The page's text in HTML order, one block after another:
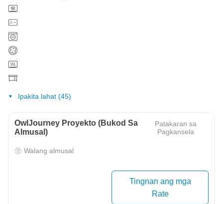
Ipakita lahat (45)
OwlJourney Proyekto (Bukod Sa
Almusal)
Patakaran sa
Pagkansela
Walang almusal
Tingnan ang mga
Rate